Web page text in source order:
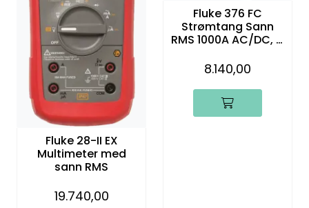
Fluke 28-II EX
Multimeter med
sann RMS
19.740,00
Fluke 376 FC
Strømtang Sann
RMS 1000A AC/DC, Ø
8.140,00